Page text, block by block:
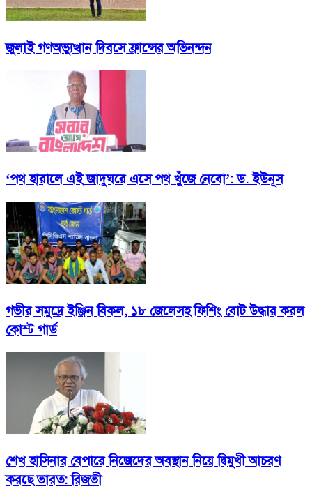
জুলাই গণঅভ্যুত্থান দিবসে ফ্রান্সের অভিনন্দন
‘পথ হারালে এই জাদুঘরে এসে পথ খুঁজে নেবো’: ড. ইউনূস
গভীর সমুদ্রে ইঞ্জিন বিকল, ১৮ জেলেসহ ফিশিং বোট উদ্ধার করল
কোস্ট গার্ড
শেখ হাসিনার বেপারে নিজেদের অবস্থান নিয়ে দ্বিমুখী আচরণ
করছে ভারত: রিজভী